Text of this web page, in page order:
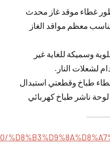
غطاء موقد غاز محدث
معظم مواقد الغاز
وسميكة للغاية غير
لشعلات النار.
طباخ وقطعتي استبدال
لوحة ناشر طباخ كهربائي